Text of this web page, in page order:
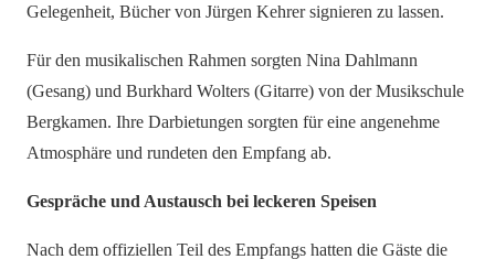
Gelegenheit, Bücher von Jürgen Kehrer signieren zu lassen.
Für den musikalischen Rahmen sorgten Nina Dahlmann
(Gesang) und Burkhard Wolters (Gitarre) von der Musikschule
Bergkamen. Ihre Darbietungen sorgten für eine angenehme
Atmosphäre und rundeten den Empfang ab.
Gespräche und Austausch bei leckeren Speisen
Nach dem offiziellen Teil des Empfangs hatten die Gäste die